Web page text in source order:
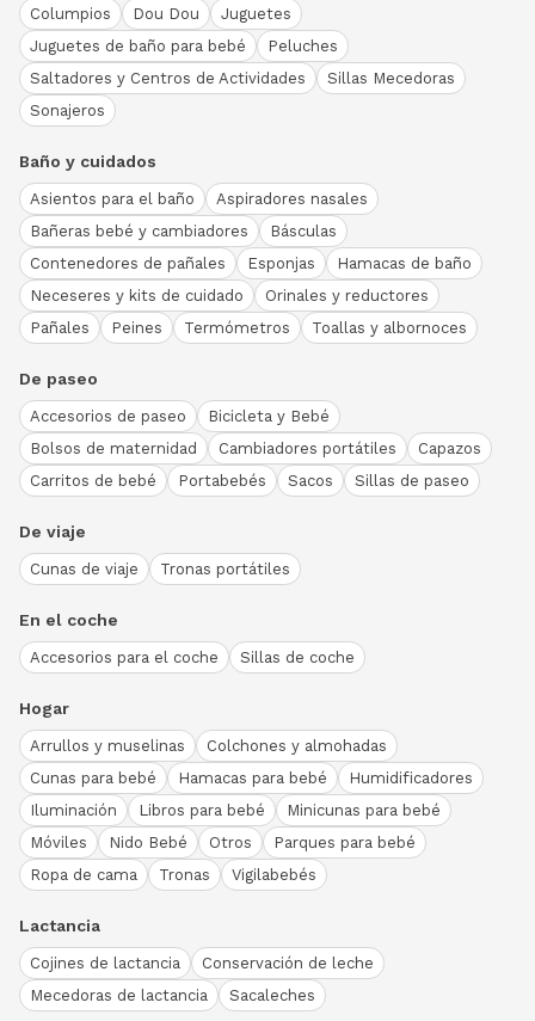
Columpios
Dou Dou
Juguetes
Juguetes de baño para bebé
Peluches
Saltadores y Centros de Actividades
Sillas Mecedoras
Sonajeros
Baño y cuidados
Asientos para el baño
Aspiradores nasales
Bañeras bebé y cambiadores
Básculas
Contenedores de pañales
Esponjas
Hamacas de baño
Neceseres y kits de cuidado
Orinales y reductores
Pañales
Peines Termómetros Toallas y albornoces
De paseo
Accesorios de paseo
Bicicleta y Bebé
Bolsos de maternidad
Cambiadores portátiles
Capazos
Carritos de bebé
Portabebés Sacos Sillas de paseo
De viaje
Cunas de viaje Tronas portátiles
En el coche
Accesorios para el coche Sillas de coche
Hogar
Arrullos y muselinas
Colchones y almohadas
Cunas para bebé
Hamacas para bebé
Humidificadores
Iluminación
Libros para bebé
Minicunas para bebé
Móviles
Nido Bebé Otros
Parques para bebé
Ropa de cama
Tronas Vigilabebés
Lactancia
Cojines de lactancia
Conservación de leche
Mecedoras de lactancia
Sacaleches